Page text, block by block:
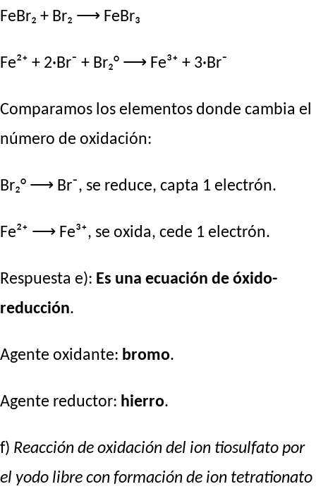
FeBr₂ + Br₂ ⟶ FeBr₃
Fe²⁺ + 2·Br⁻ + Br₂° ⟶ Fe³⁺ + 3·Br⁻
Comparamos los elementos donde cambia el
número de oxidación:
Br₂° ⟶ Br⁻, se reduce, capta 1 electrón.
Fe²⁺ ⟶ Fe³⁺, se oxida, cede 1 electrón.
Respuesta e): Es una ecuación de óxido-
reducción.
Agente oxidante: bromo.
Agente reductor: hierro.
f) Reacción de oxidación del ion tiosulfato por
el yodo libre con formación de ion tetrationato